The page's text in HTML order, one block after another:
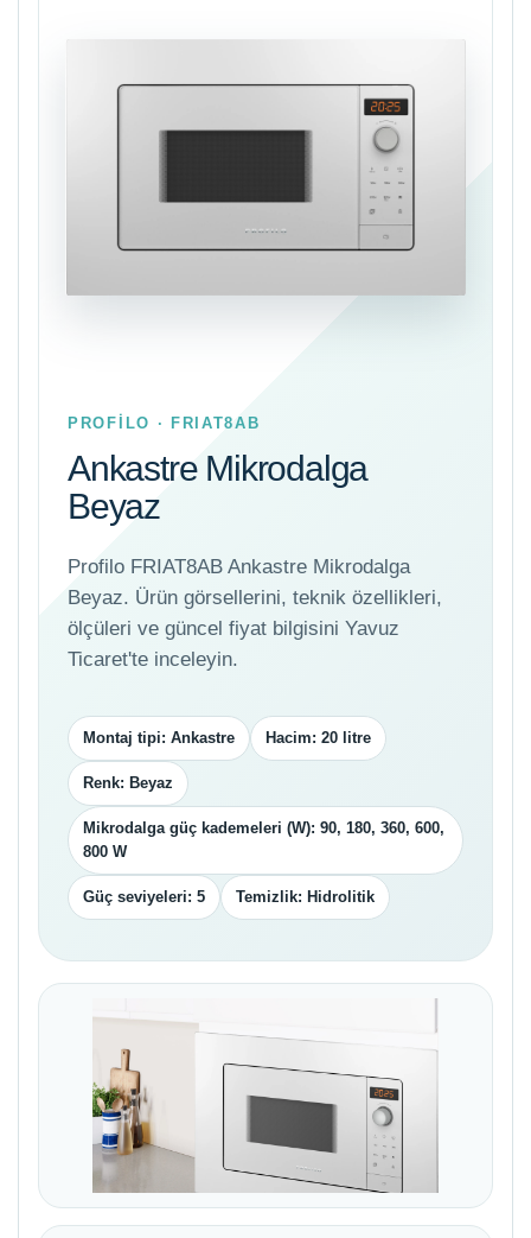
PROFİLO · FRIAT8AB
Ankastre Mikrodalga
Beyaz
Profilo FRIAT8AB Ankastre Mikrodalga
Beyaz. Ürün görsellerini, teknik özellikleri,
ölçüleri ve güncel fiyat bilgisini Yavuz
Ticaret'te inceleyin.
Montaj tipi: Ankastre Hacim: 20 litre
Renk: Beyaz
Mikrodalga güç kademeleri (W): 90, 180, 360, 600,
800 W
Güç seviyeleri: 5 Temizlik: Hidrolitik